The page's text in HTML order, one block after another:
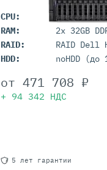
CPU:
RAM:
2x 32GB
RAID:
RAID Dell
HDD:
noHDD
5 лет гарантии
от 471 708 ₽
+ 94 342 НДС